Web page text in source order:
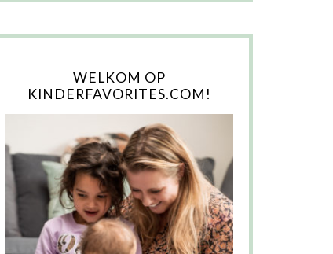
WELKOM OP
KINDERFAVORITES.COM!